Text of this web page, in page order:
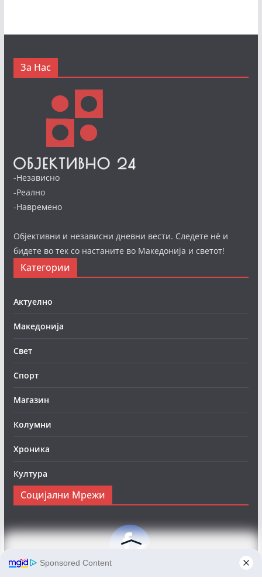
За Нас
-Независно
-Реално
-Навремено
Објективни и независни дневни вести. Следете нè и
бидете во тек со настаните во Македонија и светот!
Категории
Актуелно
Македонија
Свет
Спорт
Магазин
Колумни
Хроника
Култура
Социјални Мрежи